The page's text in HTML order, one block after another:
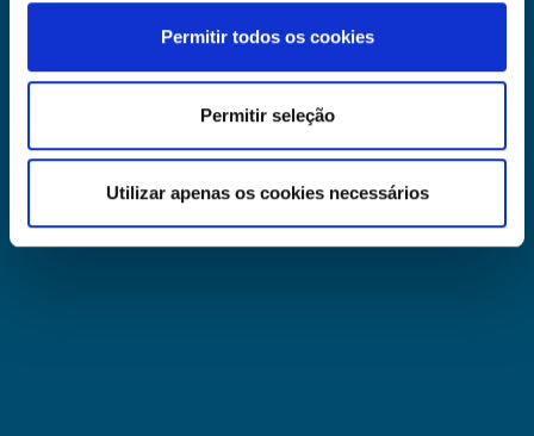
Permitir todos os cookies
Permitir seleção
Utilizar apenas os cookies necessários